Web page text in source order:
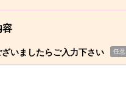
容
いましたらご入力下さい 任意